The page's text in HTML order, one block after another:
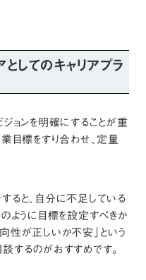
してのキャリアプラ
ョンを明確にすることが重
目標をすり合わせ、定量
ると、自分に不足している
ように目標を設定すべきか
性が正しいか不安」という
するのがおすすめです。